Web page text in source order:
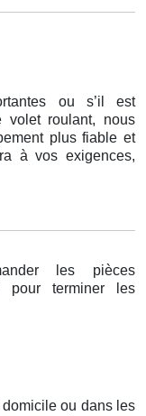
ou s’il est
volet roulant, nous
plus fiable et
à vos exigences,
les pièces
pour terminer les
ou dans les